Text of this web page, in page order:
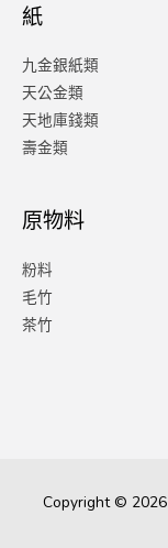
紙
九金銀紙類
天公金類
天地庫錢類
壽金類
原物料
粉料
毛竹
茶竹
Copyright © 2026